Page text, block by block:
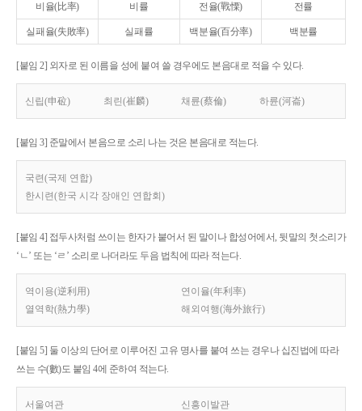
비율(比率) 비률 전율(戰慄) 전률
실패율(失敗率) 실패률 백분율(百分率) 백분률
[붙임 2] 외자로 된 이름을 성에 붙여 쓸 경우에도 본음대로 적을 수 있다.
신립(申砬) 최린(崔麟) 채륜(蔡倫) 하륜(河崙)
[붙임 3] 준말에서 본음으로 소리 나는 것은 본음대로 적는다.
국련(국제 연합)
한시련(한국 시각 장애인 연합회)
[붙임 4] 접두사처럼 쓰이는 한자가 붙어서 된 말이나 합성어에서, 뒷말의 첫소리가
‘ㄴ’ 또는 ‘ㄹ’ 소리로 나더라도 두음 법칙에 따라 적는다.
역이용(逆利用)
연이율(年利率)
열역학(熱力學)
해외여행(海外旅行)
[붙임 5] 둘 이상의 단어로 이루어진 고유 명사를 붙여 쓰는 경우나 십진법에 따라
쓰는 수(數)도 붙임 4에 준하여 적는다.
서울여관 신흥이발관